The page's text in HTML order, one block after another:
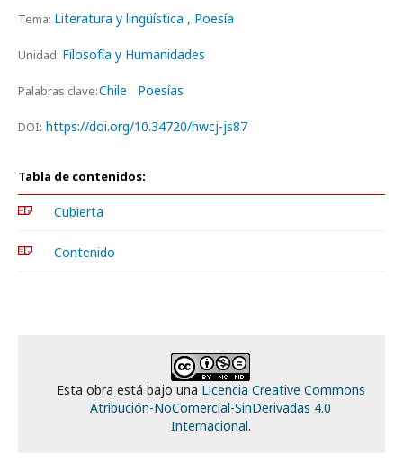
Tema: Literatura y lingüística , Poesía
Unidad: Filosofía y Humanidades
Palabras clave:Chile Poesías
DOI: https://doi.org/10.34720/hwcj-js87
Tabla de contenidos:
Cubierta
Contenido
Esta obra está bajo una Licencia Creative Commons
Atribución-NoComercial-SinDerivadas 4.0
Internacional.